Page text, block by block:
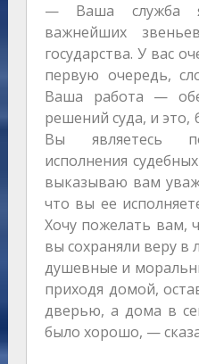
— Ваша служба
важнейших
государства. У вас
первую очередь,
Ваша работа —
решений суда, и это,
Вы являетесь
исполнения
выказываю вам
что вы ее
Хочу пожелать вам,
вы сохраняли веру в
душевные и
приходя домой,
дверью, а дома в
было хорошо, —